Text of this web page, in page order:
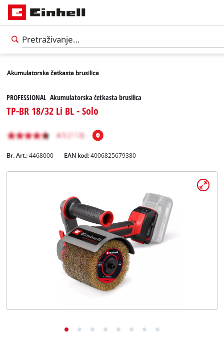
Akumulatorska četkasta brusilica
PROFESSIONAL Akumulatorska četkasta brusilica
TP-BR 18/32 Li BL - Solo
Br. Art.: 4468000 EAN kod:4006825679380